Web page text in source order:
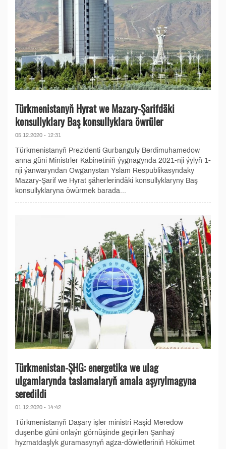
Türkmenistanyň Hyrat we Mazary-Şarifdäki
konsullyklary Baş konsullyklara öwrüler
05.12.2020 - 12:31
Türkmenistanyň Prezidenti Gurbanguly Berdimuhamedow
anna güni Ministrler Kabinetiniň ýygnagynda 2021-nji ýylyň 1-
nji ýanwaryndan Owganystan Yslam Respublikasyndaky
Mazary-Şarif we Hyrat şäherlerindäki konsullyklaryny Baş
konsullyklaryna öwürmek barada...
Türkmenistan-ŞHG: energetika we ulag
ulgamlarynda taslamalaryň amala aşyrylmagyna
seredildi
01.12.2020 - 14:42
Türkmenistanyň Daşary işler ministri Raşid Meredow
duşenbe güni onlaýn görnüşinde geçirilen Şanhaý
hyzmatdaşlyk guramasynyň agza-döwletleriniň Hökümet